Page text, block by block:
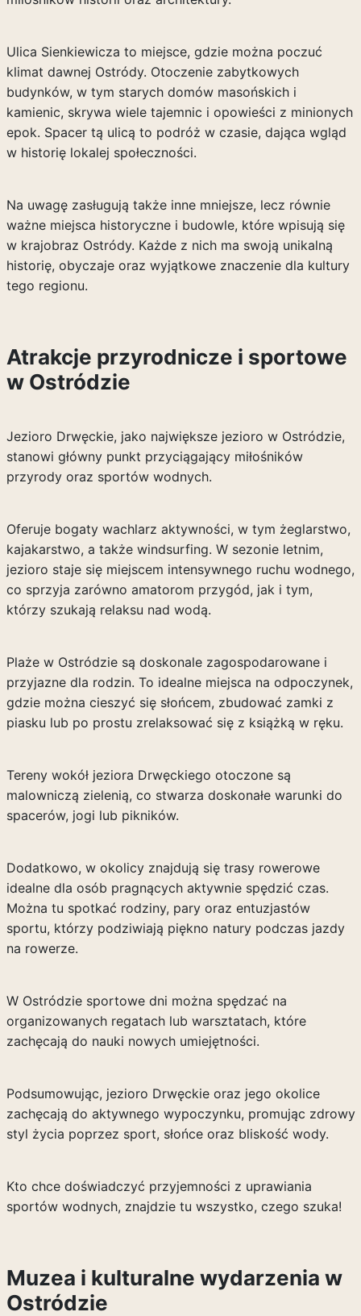
Ulica Sienkiewicza to miejsce, gdzie można poczuć
klimat dawnej Ostródy. Otoczenie zabytkowych
budynków, w tym starych domów masońskich i
kamienic, skrywa wiele tajemnic i opowieści z minionych
epok. Spacer tą ulicą to podróż w czasie, dająca wgląd
w historię lokalej społeczności.
Na uwagę zasługują także inne mniejsze, lecz równie
ważne miejsca historyczne i budowle, które wpisują się
w krajobraz Ostródy. Każde z nich ma swoją unikalną
historię, obyczaje oraz wyjątkowe znaczenie dla kultury
tego regionu.
Atrakcje przyrodnicze i sportowe
w Ostródzie
Jezioro Drwęckie, jako największe jezioro w Ostródzie,
stanowi główny punkt przyciągający miłośników
przyrody oraz sportów wodnych.
Oferuje bogaty wachlarz aktywności, w tym żeglarstwo,
kajakarstwo, a także windsurfing. W sezonie letnim,
jezioro staje się miejscem intensywnego ruchu wodnego,
co sprzyja zarówno amatorom przygód, jak i tym,
którzy szukają relaksu nad wodą.
Plaże w Ostródzie są doskonale zagospodarowane i
przyjazne dla rodzin. To idealne miejsca na odpoczynek,
gdzie można cieszyć się słońcem, zbudować zamki z
piasku lub po prostu zrelaksować się z książką w ręku.
Tereny wokół jeziora Drwęckiego otoczone są
malowniczą zielenią, co stwarza doskonałe warunki do
spacerów, jogi lub pikników.
Dodatkowo, w okolicy znajdują się trasy rowerowe
idealne dla osób pragnących aktywnie spędzić czas.
Można tu spotkać rodziny, pary oraz entuzjastów
sportu, którzy podziwiają piękno natury podczas jazdy
na rowerze.
W Ostródzie sportowe dni można spędzać na
organizowanych regatach lub warsztatach, które
zachęcają do nauki nowych umiejętności.
Podsumowując, jezioro Drwęckie oraz jego okolice
zachęcają do aktywnego wypoczynku, promując zdrowy
styl życia poprzez sport, słońce oraz bliskość wody.
Kto chce doświadczyć przyjemności z uprawiania
sportów wodnych, znajdzie tu wszystko, czego szuka!
Muzea i kulturalne wydarzenia w
Ostródzie